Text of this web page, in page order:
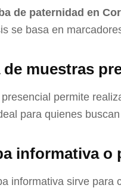
de paternidad en
se basa en
de muestras
permite
para quienes
informativa o
informativa sirve para